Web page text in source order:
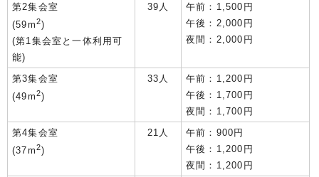
第2集会室
(59m2)
(第1集会室と一体利用可
能)
39人
午前：1,500円
午後：2,000円
夜間：2,000円
第3集会室
(49m2)
33人
午前：1,200円
午後：1,700円
夜間：1,700円
第4集会室
(37m2)
21人
午前：900円
午後：1,200円
夜間：1,200円